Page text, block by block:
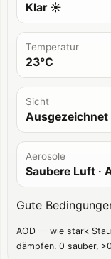
Klar ☀️
Temperatur
23°C
Sicht
Ausgezeichnet
Aerosole
Saubere Luft ·
Gute
AOD — wie stark
dämpfen. 0 sauber,